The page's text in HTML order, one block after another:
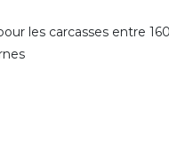
les carcasses entre